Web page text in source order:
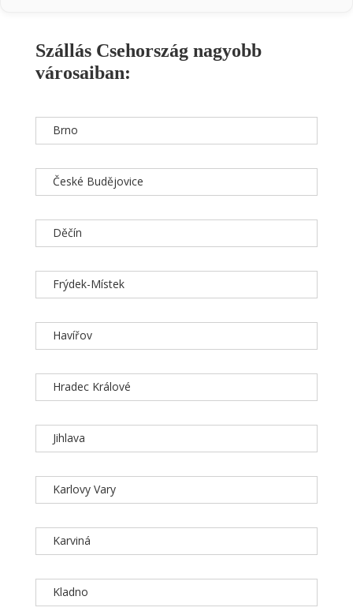
Szállás Csehország nagyobb
városaiban:
Brno
České Budějovice
Děčín
Frýdek-Místek
Havířov
Hradec Králové
Jihlava
Karlovy Vary
Karviná
Kladno